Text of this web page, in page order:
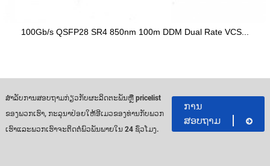
100Gb/s QSFP28 SR4 850nm 100m DDM Dual Rate VCS...
ສໍາ​ລັບ​ການ​ສອບ​ຖາມ​ກ່ຽວ​ກັບ​ຜະ​ລິດ​ຕະ​ພັນ​ຫຼື pricelist
ຂອງ​ພວກ​ເຮົາ​, ກະ​ລຸ​ນາ​ປ່ອຍ​ໃຫ້​ອີ​ເມວ​ຂອງ​ທ່ານ​ກັບ​ພວກ​
ເຮົາ​ແລະ​ພວກ​ເຮົາ​ຈະ​ຕິດ​ຕໍ່​ພົວ​ພັນ​ພາຍ​ໃນ 24 ຊົ່ວ​ໂມງ​.
ການ
ສອບຖາມ